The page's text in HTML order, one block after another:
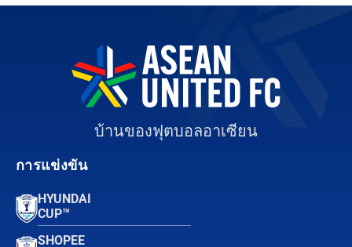
บ้านของฟุตบอลอาเซียน
การแข่งขัน
HYUNDAI
CUP™
SHOPEE